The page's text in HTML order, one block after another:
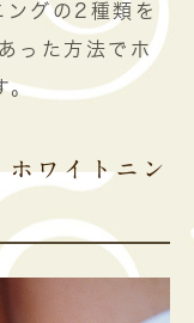
グの2種類を
った方法でホ
。
ワイトニン